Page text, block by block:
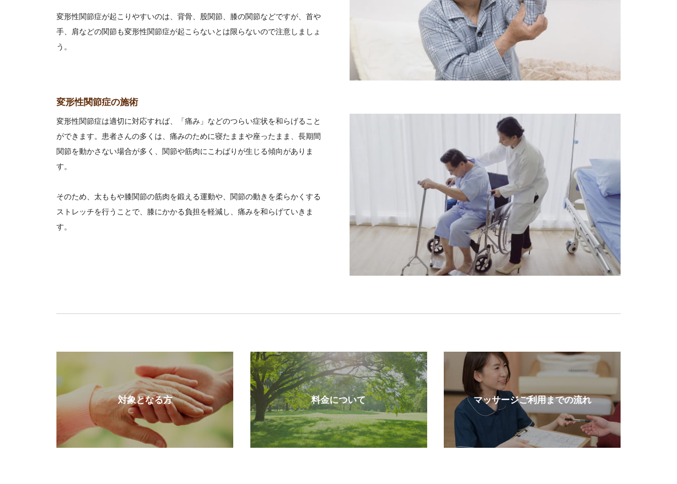
変形性関節症が起こりやすいのは、背骨、股関節、膝の関節などですが、首や
手、肩などの関節も変形性関節症が起こらないとは限らないので注意しましょ
う。
変形性関節症の施術
変形性関節症は適切に対応すれば、「痛み」などのつらい症状を和らげること
ができます。患者さんの多くは、痛みのために寝たままや座ったまま、長期間
関節を動かさない場合が多く、関節や筋肉にこわばりが生じる傾向がありま
す。
そのため、太ももや膝関節の筋肉を鍛える運動や、関節の動きを柔らかくする
ストレッチを行うことで、膝にかかる負担を軽減し、痛みを和らげていきま
す。
対象となる方 料金について マッサージご利用までの流れ